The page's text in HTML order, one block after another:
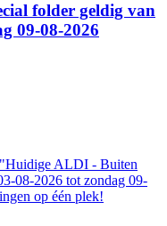
folder geldig van
09-08-2026
ALDI - Buiten
08-2026 tot zondag 09-
op één plek!